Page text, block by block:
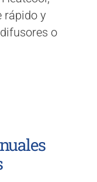
rápido y
o